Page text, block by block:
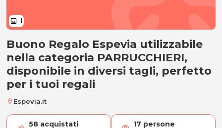
image 1
Gift Card Espevia PARRUCCHIERI
Buono Regalo Espevia utilizzabile
nella categoria PARRUCCHIERI,
disponibile in diversi tagli, perfetto
per i tuoi regali
location_on Espevia.it
58 acquistati 17 persone